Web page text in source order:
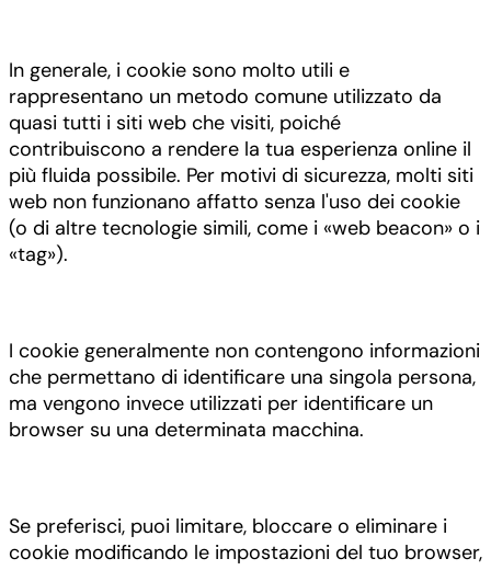
In generale, i cookie sono molto utili e
rappresentano un metodo comune utilizzato da
quasi tutti i siti web che visiti, poiché
contribuiscono a rendere la tua esperienza online il
più fluida possibile. Per motivi di sicurezza, molti siti
web non funzionano affatto senza l'uso dei cookie
(o di altre tecnologie simili, come i «web beacon» o i
«tag»).
I cookie generalmente non contengono informazioni
che permettano di identificare una singola persona,
ma vengono invece utilizzati per identificare un
browser su una determinata macchina.
Se preferisci, puoi limitare, bloccare o eliminare i
cookie modificando le impostazioni del tuo browser,